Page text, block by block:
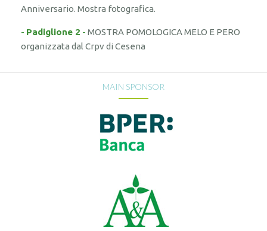
Anniversario. Mostra fotografica.
- Padiglione 2 - MOSTRA POMOLOGICA MELO E PERO
organizzata dal Crpv di Cesena
MAIN SPONSOR